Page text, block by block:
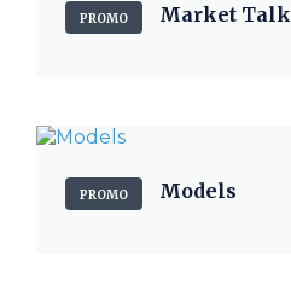
PROMO Market Talk
PROMO Models